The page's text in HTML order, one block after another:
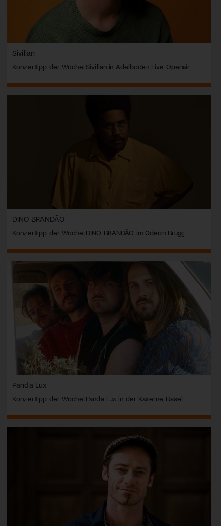
Sivilian
Konzerttipp der Woche: Sivilian in Adelboden Live Openair
DINO BRANDÃO
Konzerttipp der Woche: DINO BRANDÃO im Odeon Brugg
Panda Lux
Konzerttipp der Woche: Panda Lux in der Kaserne, Basel